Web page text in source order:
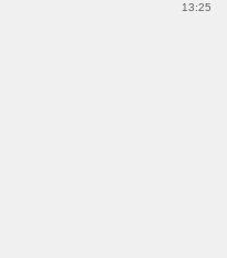
13:25